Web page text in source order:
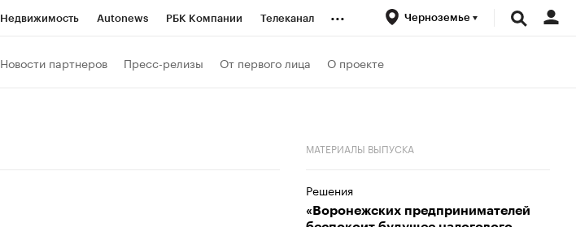
Недвижимость Autonews РБК Компании Телеканал ... Черноземье
Новости партнеров Пресс-релизы От первого лица О проекте
МАТЕРИАЛЫ ВЫПУСКА
Решения
«Воронежских предпринимателей